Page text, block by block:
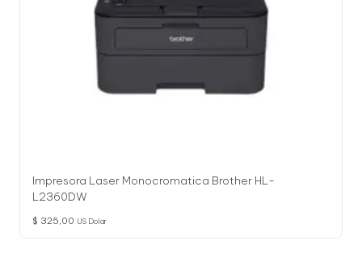
Impresora Laser Monocromatica Brother HL-
L2360DW
$ 325,00 US Dolar